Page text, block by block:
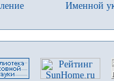
Именной